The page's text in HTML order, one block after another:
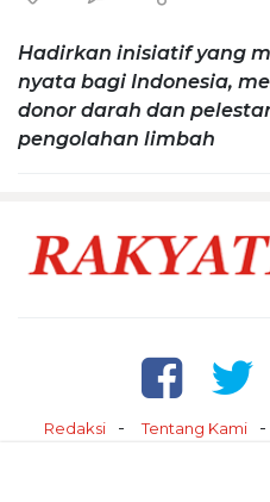
Hadirkan inisiatif yang
nyata bagi Indonesia,
donor darah dan
pengolahan limbah
Redaksi Tentang Kami